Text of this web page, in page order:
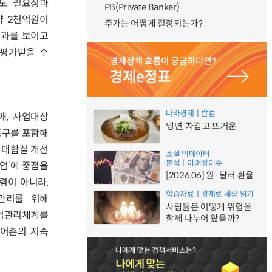
필요성과
2천억원이
를 보이고
가받을 수
, 사업대상
를 포함해
합실 개선
’에 중점을
이 아니라,
리를 위해
리체계를
촌의 지속
PB(Private Banker)
주가는 어떻게 결정되는가?
나라경제ㅣ칼럼
냉면, 차갑고 뜨거운
소셜 빅데이터
분석ㅣ이머징이슈
[2026.06] 원·달러 환율
학습자료ㅣ경제로 세상 읽기
사람들은 어떻게 위험을
함께 나누어 왔을까?